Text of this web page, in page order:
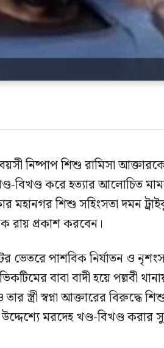
নিষ্পাপ শিশু রামিসা
বিখণ্ড করে হত্যার আলোচিত
শিশু সহিংসতা দমন
রায় প্রকাশ করবেন।
ভেতরে পাশবিক নির্যাতন ও
বাবা বাদী হয়ে পল্লবী
স্ত্রী স্বপ্না আক্তারের বিরুদ্ধে
মরদেহ খণ্ড-বিখণ্ড করার